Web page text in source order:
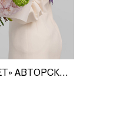
«ВЕСЕННИЙ РАССВЕТ» АВТОРСКИЙ БУКЕТ